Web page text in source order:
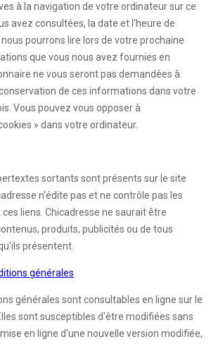
à la navigation de votre ordinateur sur ce
avez consultées, la date et l'heure de
pourrons lire lors de votre prochaine
que vous nous avez fournies en
ne vous seront pas demandées à
de ces informations dans votre
Vous pouvez vous opposer à
» dans votre ordinateur.
sortants sont présents sur le site
n'édite pas et ne contrôle pas les
liens. Chicadresse ne saurait être
produits, publicités ou de tous
présentent.
générales
générales sont consultables en ligne sur le
sont susceptibles d'être modifiées sans
en ligne d'une nouvelle version modifiée,